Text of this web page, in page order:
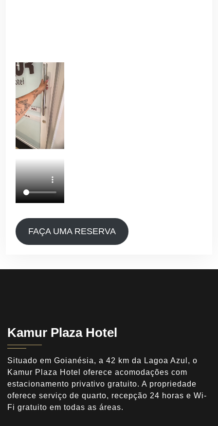
FAÇA UMA RESERVA
Kamur Plaza Hotel
Situado em Goianésia, a 42 km da Lagoa Azul, o
Kamur Plaza Hotel oferece acomodações com
estacionamento privativo gratuito. A propriedade
oferece serviço de quarto, recepção 24 horas e Wi-
Fi gratuito em todas as áreas.